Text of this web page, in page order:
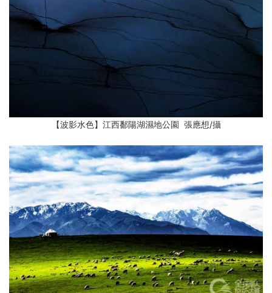
【波影水色】江西鄱陽湖濕地公園 張應想/攝